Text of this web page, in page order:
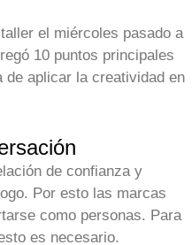
el miércoles pasado a
10 puntos principales
de aplicar la creatividad en
de confianza y
Por esto las marcas
como personas. Para
es necesario.